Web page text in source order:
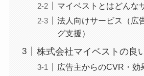
マイベストとはどんな
法人向けサービス（広
グ支援）
株式会社マイベストの良
広告主からのCVR・効